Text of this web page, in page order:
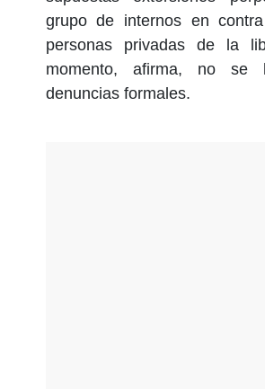
grupo de internos en
personas privadas de la
momento, afirma, no se
denuncias formales.